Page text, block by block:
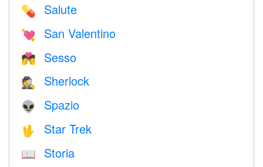
💊 Salute
💘 San Valentino
💏 Sesso
🕵️ Sherlock
👽 Spazio
🖖 Star Trek
📖 Storia